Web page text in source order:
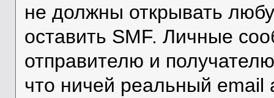
не должны открывать
оставить SMF. Личные
отправителю и
что ничей реальный email